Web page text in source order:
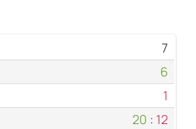
7
6
1
20 : 12